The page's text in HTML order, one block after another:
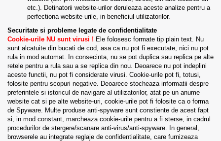
etc.). Detinatorii website-urilor deruleaza aceste analize pentru a
perfectiona website-urile, in beneficiul utilizatorilor.
Securitate si probleme legate de confidentialitate
Cookie-urile NU sunt virusi ! Ele folosesc formate tip plain text. Nu
sunt alcatuite din bucati de cod, asa ca nu pot fi executate, nici nu pot
rula in mod automat. In consecinta, nu se pot duplica sau replica pe alte
retele pentru a rula sau a se replica din nou. Deoarece nu pot indeplini
aceste functii, nu pot fi considerate virusi. Cookie-urile pot fi, totusi,
folosite pentru scopuri negative. Deoarece stocheaza informatii despre
preferintele si istoricul de navigare al utilizatorilor, atat pe un anume
website cat si pe alte website-uri, cookie-urile pot fi folosite ca o forma
de Spyware. Multe produse anti-spyware sunt constiente de acest fapt
si, in mod constant, marcheaza cookie-urile pentru a fi sterse, in cadrul
procedurilor de stergere/scanare anti-virus/anti-spyware. In general,
browserele au integrate reglaje de confidentialitate, care furnizeaza